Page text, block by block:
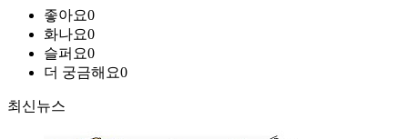
좋아요0
화나요0
슬퍼요0
더 궁금해요0
최신뉴스